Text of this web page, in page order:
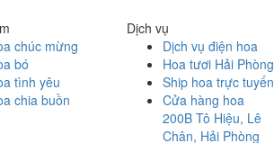
chúc mừng
bó
tình yêu
chia buồn
Dịch vụ
Dịch vụ điện hoa
Hoa tươi Hải Phòng
Ship hoa trực tuyến
Cửa hàng hoa
200B Tô Hiệu, Lê
Chân, Hải Phòng